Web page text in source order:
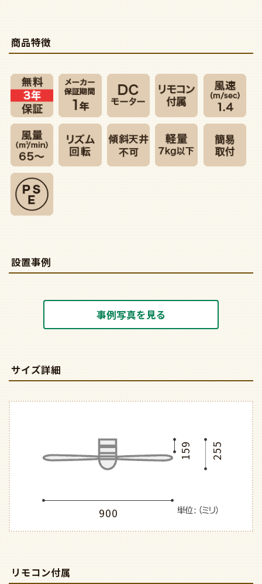
商品特徴
設置事例
事例写真を見る
サイズ詳細
900
255
159
リモコン付属